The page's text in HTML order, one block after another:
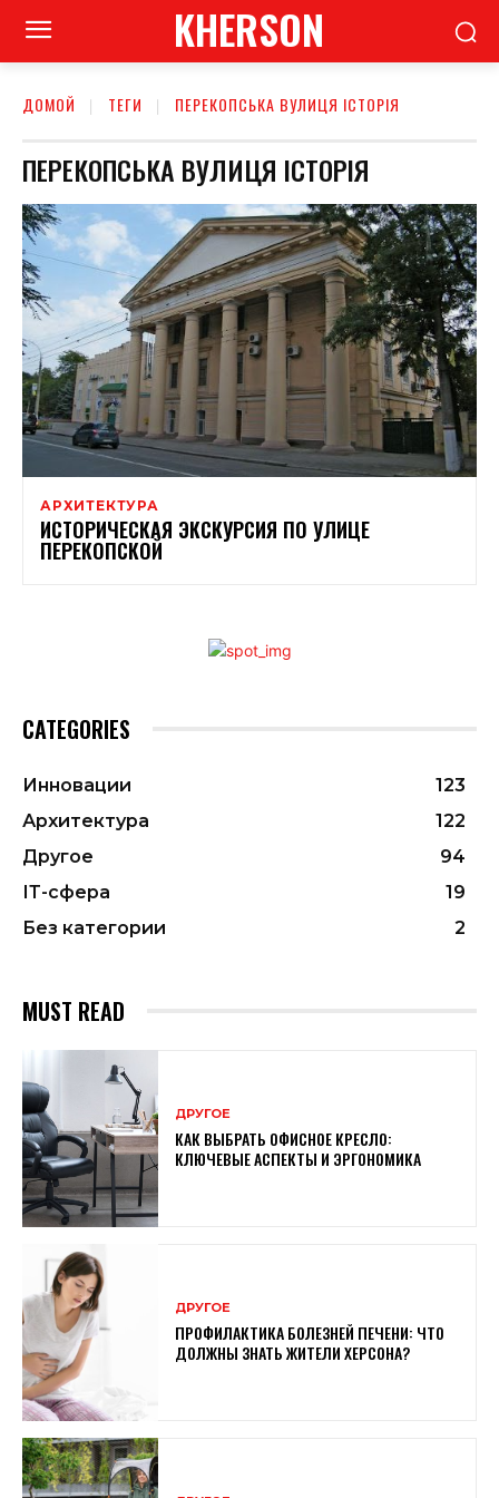
KHERSON
ДОМОЙ ТЕГИ ПЕРЕКОПСЬКА ВУЛИЦЯ ІСТОРІЯ
ПЕРЕКОПСЬКА ВУЛИЦЯ ІСТОРІЯ
АРХИТЕКТУРА
ИСТОРИЧЕСКАЯ ЭКСКУРСИЯ ПО УЛИЦЕ
ПЕРЕКОПСКОЙ
CATEGORIES
Инновации
123
Архитектура
122
Другое
94
ІТ-сфера
19
Без категории
2
MUST READ
ДРУГОЕ
КАК ВЫБРАТЬ ОФИСНОЕ КРЕСЛО:
КЛЮЧЕВЫЕ АСПЕКТЫ И ЭРГОНОМИКА
ДРУГОЕ
ПРОФИЛАКТИКА БОЛЕЗНЕЙ ПЕЧЕНИ: ЧТО
ДОЛЖНЫ ЗНАТЬ ЖИТЕЛИ ХЕРСОНА?